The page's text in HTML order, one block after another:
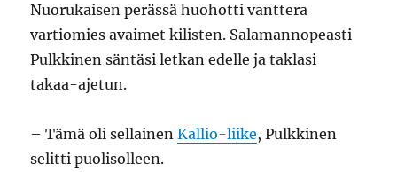
Nuorukaisen perässä huohotti vanttera
vartiomies avaimet kilisten. Salamannopeasti
Pulkkinen säntäsi letkan edelle ja taklasi
takaa-ajetun.
– Tämä oli sellainenKallio-liike, Pulkkinen
selitti puolisolleen.